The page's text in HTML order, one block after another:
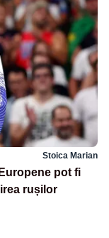
Stoica Marian
pot fi
rușilor